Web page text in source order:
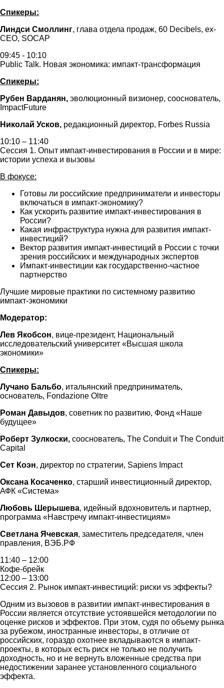
Спикеры:
Линдси Смоллинг, глава отдела продаж, 60 Decibels, ex-
CEO, SOCAP
09:45 - 10:10
Public Talk. Новая экономика: импакт-трансформация
Спикеры:
Рубен Варданян, эволюционный визионер, сооснователь,
ImpactFuture
Николай Усков, редакционный директор, Forbes Russia
10:10 – 11:40
Сессия 1. Опыт импакт-инвестирования в России и в мире:
истории успеха и вызовы
В фокусе:
Готовы ли российские предприниматели и инвесторы
включаться в импакт-экономику?
Как ускорить развитие импакт-инвестирования в
России?
Какая инфраструктура нужна для развития импакт-
инвестиций?
Вектор развития импакт-инвестиций в России с точки
зрения российских и международных экспертов
Импакт-инвестиции как государственно-частное
партнерство
Лучшие мировые практики по системному развитию
импакт-экономики
Модератор:
Лев Якобсон, вице-президент, Национальный
исследовательский университет «Высшая школа
экономики»
Спикеры:
Лучано Бальбо, итальянский предприниматель,
основатель, Fondazione Oltre
Роман Давыдов, советник по развитию, Фонд «Наше
будущее»
Роберт Зулкоски, сооснователь, The Conduit и The Conduit
Capital
Сет Коэн, директор по стратегии, Sapiens Impact
Оксана Косаченко, старший инвестиционный директор,
АФК «Система»
Любовь Шерышева, идейный вдохновитель и партнер,
программа «Навстречу импакт-инвестициям»
Светлана Ячевская, заместитель председателя, член
правления, ВЭБ.РФ
11:40 – 12:00
Кофе-брейк
12:00 – 13:00
Сессия 2. Рынок импакт-инвестиций: риски vs эффекты?
Одним из вызовов в развитии импакт-инвестирования в
России является отсутствие устоявшейся методологии по
оценке рисков и эффектов. При этом, судя по объему рынка
за рубежом, иностранные инвесторы, в отличие от
российских, гораздо охотнее вкладываются в импакт-
проекты, в которых есть риск не только не получить
доходность, но и не вернуть вложенные средства при
недостижении заранее установленного социального
эффекта.